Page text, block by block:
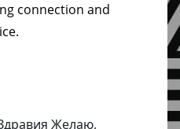
connection and
Желаю,